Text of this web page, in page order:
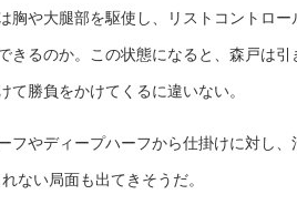
胸や大腿部を駆使し、リストコントロ
きるのか。この状態になると、森戸は
て勝負をかけてくるに違いない。
フやディープハーフから仕掛けに対し、
ない局面も出てきそうだ。